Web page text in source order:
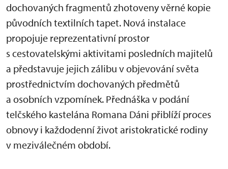
dochovaných fragmentů zhotoveny věrné kopie
původních textilních tapet. Nová instalace
propojuje reprezentativní prostor
s cestovatelskými aktivitami posledních majitelů
a představuje jejich zálibu v objevování světa
prostřednictvím dochovaných předmětů
a osobních vzpomínek. Přednáška v podání
telčského kastelána Romana Dáni přiblíží proces
obnovy i každodenní život aristokratické rodiny
v meziválečném období.